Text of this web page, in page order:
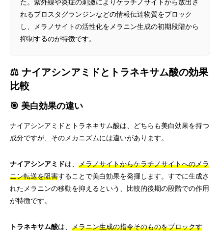
た。紫外線や炎症の刺激によりケラチノサイトから放出さ
れるプロスタグランジンなどの情報伝達物質をブロック
し、メラノサイトの活性化をメラニン生成の初期段階から
抑制するのが特徴です。
⚖️ ナイアシンアミドとトラネキサム酸の効果
比較
🎯 美白効果の違い
ナイアシンアミドとトラネキサム酸は、どちらも美白効果を持つ
成分ですが、そのメカニズムには違いがあります。
ナイアシンアミドは、 メラノサイトからケラチノサイトへのメラ
ニン転送を阻害することで美白効果を発揮します。すでに生成さ
れたメラニンの移動を抑えるという、比較的後期の段階での作用
が特徴です。
トラネキサム酸は、 メラニン生成の指令そのものをブロックす